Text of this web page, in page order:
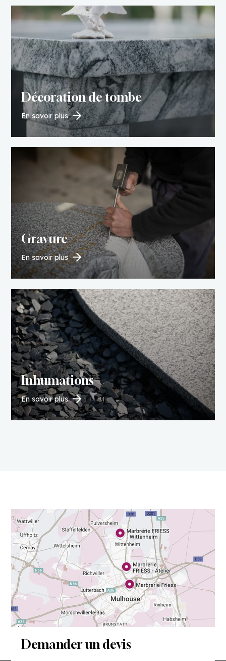
Décoration de tombe
En savoir plus
Gravure
En savoir plus
Inhumations
En savoir plus
Demander un devis